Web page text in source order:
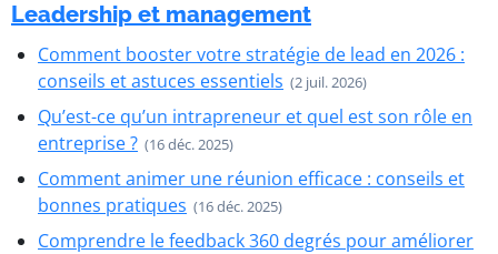
Leadership et management
Comment booster votre stratégie de lead en 2026 :
conseils et astuces essentiels (2 juil. 2026)
Qu’est-ce qu’un intrapreneur et quel est son rôle en
entreprise ? (16 déc. 2025)
Comment animer une réunion efficace : conseils et
bonnes pratiques (16 déc. 2025)
Comprendre le feedback 360 degrés pour améliorer